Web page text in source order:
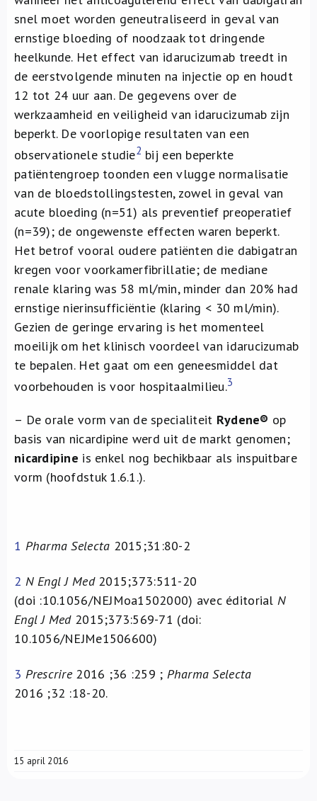
snel moet worden geneutraliseerd in geval van
ernstige bloeding of noodzaak tot dringende
heelkunde. Het effect van idarucizumab treedt in
de eerstvolgende minuten na injectie op en houdt
12 tot 24 uur aan. De gegevens over de
werkzaamheid en veiligheid van idarucizumab zijn
beperkt. De voorlopige resultaten van een
observationele studie2 bij een beperkte
patiëntengroep toonden een vlugge normalisatie
van de bloedstollingstesten, zowel in geval van
acute bloeding (n=51) als preventief preoperatief
(n=39); de ongewenste effecten waren beperkt.
Het betrof vooral oudere patiënten die dabigatran
kregen voor voorkamerfibrillatie; de mediane
renale klaring was 58 ml/min, minder dan 20% had
ernstige nierinsufficiëntie (klaring < 30 ml/min).
Gezien de geringe ervaring is het momenteel
moeilijk om het klinisch voordeel van idarucizumab
te bepalen. Het gaat om een geneesmiddel dat
voorbehouden is voor hospitaalmilieu.3
– De orale vorm van de specialiteit Rydene® op
basis van nicardipine werd uit de markt genomen;
nicardipine is enkel nog bechikbaar als inspuitbare
vorm (hoofdstuk 1.6.1.).
1 Pharma Selecta 2015;31:80-2
2 N Engl J Med2015;373:511-20
(doi :10.1056/NEJMoa1502000) avec éditorial N
Engl J Med2015;373:569-71 (doi:
10.1056/NEJMe1506600)
3 Prescrire 2016 ;36 :259 ; Pharma Selecta
2016 ;32 :18-20.
15 april 2016